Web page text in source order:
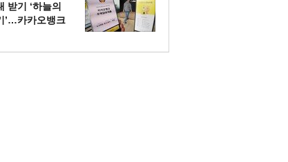
받기 ‘하늘의
’…카카오뱅크